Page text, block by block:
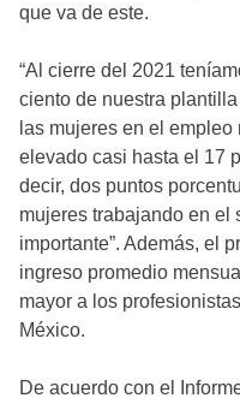
que va de este.
“Al cierre del 2021
ciento de nuestra
las mujeres en el
elevado casi hasta el 17
decir, dos puntos
mujeres trabajando en el
importante”. Además, el
ingreso promedio
mayor a los
México.
De acuerdo con el